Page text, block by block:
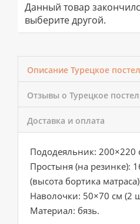
Данный товар
выберите другой.
Описание Турецкое
Отзывы о Турецкое
Доставка и оплата
Пододеяльник: 200×220
Простыня (на резинке):
(высота бортика
Наволочки: 50×70 см (2
Материал: бязь.